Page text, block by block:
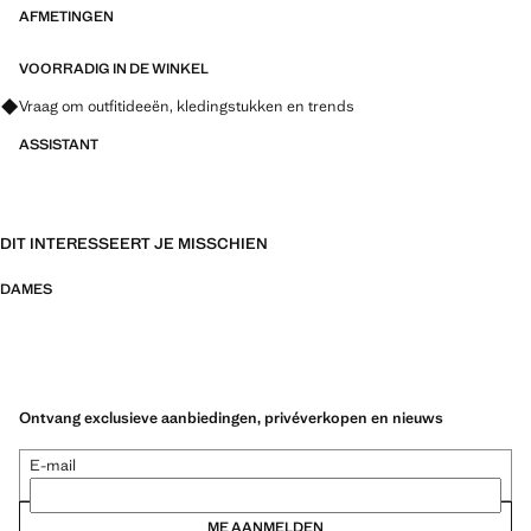
AFMETINGEN
VOORRADIG IN DE WINKEL
Vraag om outfitideeën, kledingstukken en trends
ASSISTANT
DIT INTERESSEERT JE MISSCHIEN
DAMES
Ontvang exclusieve aanbiedingen, privéverkopen en nieuws
E-mail
ME AANMELDEN